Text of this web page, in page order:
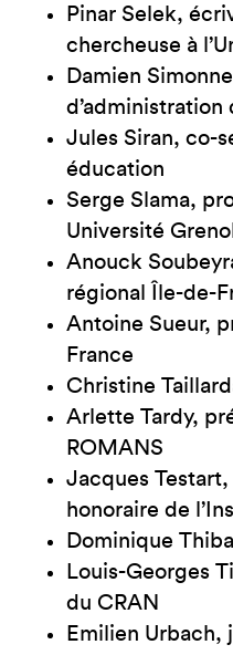
Pinar Selek,
chercheuse à
Damien
d’administration
Jules Siran, co-
éducation
Serge Slama,
Université
Anouck
régional Île-de-
Antoine Sueur,
France
Christine
Arlette Tardy,
ROMANS
Jacques
honoraire de
Dominique
Louis-Georges
du CRAN
Emilien Urbach,